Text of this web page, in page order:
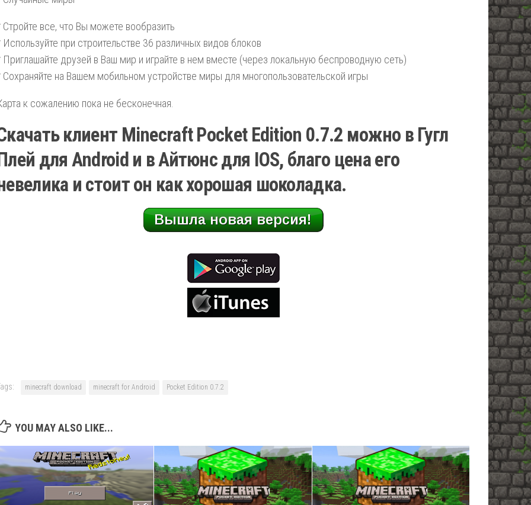
Стройте все, что Вы можете вообразить
Используйте при строительстве 36 различных видов блоков
Приглашайте друзей в Ваш мир и играйте в нем вместе (через локальную беспроводную сеть)
Сохраняйте на Вашем мобильном устройстве миры для многопользовательской игры
к сожалению пока не бесконечная.
клиент Minecraft Pocket Edition 0.7.2 можно в Гугл
для Android и в Айтюнс для IOS, благо цена его
и стоит он как хорошая шоколадка.
minecraft download minecraft for Android Pocket Edition 0.7.2
YOU MAY ALSO LIKE...